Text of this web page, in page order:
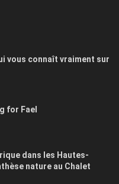
vous connaît vraiment sur
for Fael
dans les Hautes-
nature au Chalet